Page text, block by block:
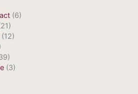
(6)
(12)
(3)